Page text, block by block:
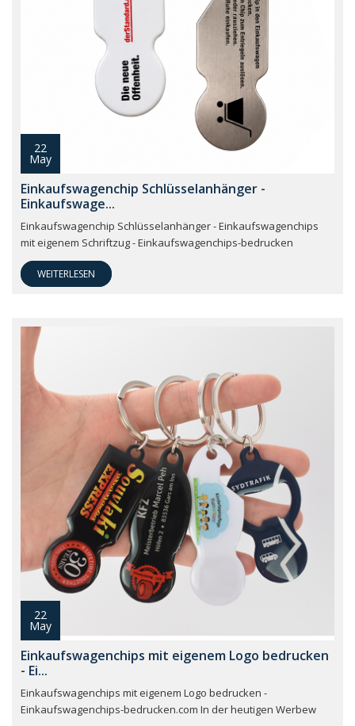
22
May
Einkaufswagenchip Schlüsselanhänger -
Einkaufswage...
Einkaufswagenchip Schlüsselanhänger - Einkaufswagenchips
mit eigenem Schriftzug - Einkaufswagenchips-bedrucken
WEITERLESEN
22
May
Einkaufswagenchips mit eigenem Logo bedrucken
- Ei...
Einkaufswagenchips mit eigenem Logo bedrucken -
Einkaufswagenchips-bedrucken.com In der heutigen Werbew